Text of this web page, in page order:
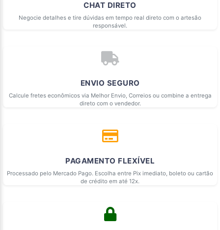
CHAT DIRETO
Negocie detalhes e tire dúvidas em tempo real direto com o artesão
responsável.
ENVIO SEGURO
Calcule fretes econômicos via Melhor Envio, Correios ou combine a entrega
direto com o vendedor.
PAGAMENTO FLEXÍVEL
Processado pelo Mercado Pago. Escolha entre Pix imediato, boleto ou cartão
de crédito em até 12x.